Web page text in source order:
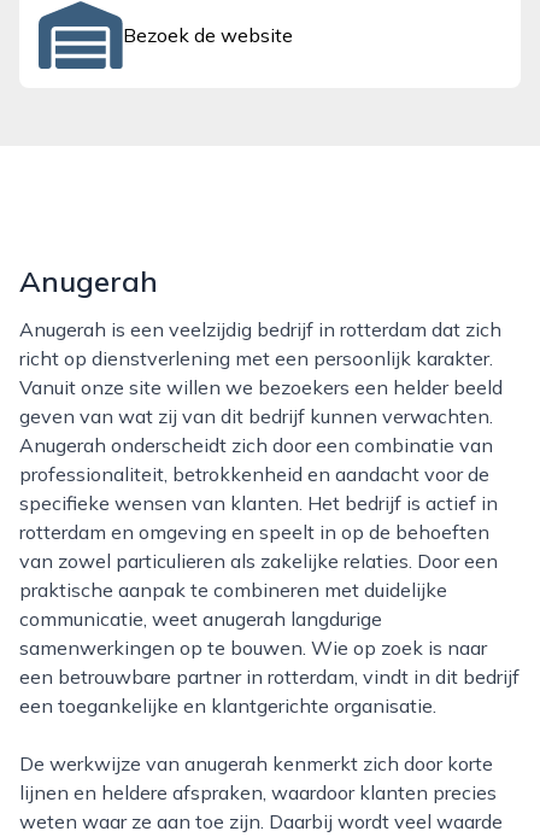
Bezoek de website
Anugerah
Anugerah is een veelzijdig bedrijf in rotterdam dat zich
richt op dienstverlening met een persoonlijk karakter.
Vanuit onze site willen we bezoekers een helder beeld
geven van wat zij van dit bedrijf kunnen verwachten.
Anugerah onderscheidt zich door een combinatie van
professionaliteit, betrokkenheid en aandacht voor de
specifieke wensen van klanten. Het bedrijf is actief in
rotterdam en omgeving en speelt in op de behoeften
van zowel particulieren als zakelijke relaties. Door een
praktische aanpak te combineren met duidelijke
communicatie, weet anugerah langdurige
samenwerkingen op te bouwen. Wie op zoek is naar
een betrouwbare partner in rotterdam, vindt in dit bedrijf
een toegankelijke en klantgerichte organisatie.
De werkwijze van anugerah kenmerkt zich door korte
lijnen en heldere afspraken, waardoor klanten precies
weten waar ze aan toe zijn. Daarbij wordt veel waarde